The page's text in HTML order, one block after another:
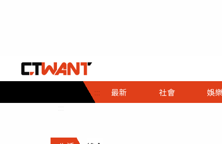
::: 最新 社會
社會首頁
時事
調查
娛樂
娛樂首頁
即時
財經首頁
熱線
政